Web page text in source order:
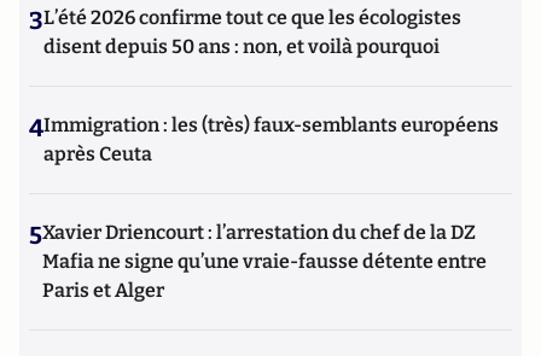
3L’été 2026 confirme tout ce que les écologistes
disent depuis 50 ans : non, et voilà pourquoi
4Immigration : les (très) faux-semblants européens
après Ceuta
5Xavier Driencourt : l’arrestation du chef de la DZ
Mafia ne signe qu’une vraie-fausse détente entre
Paris et Alger